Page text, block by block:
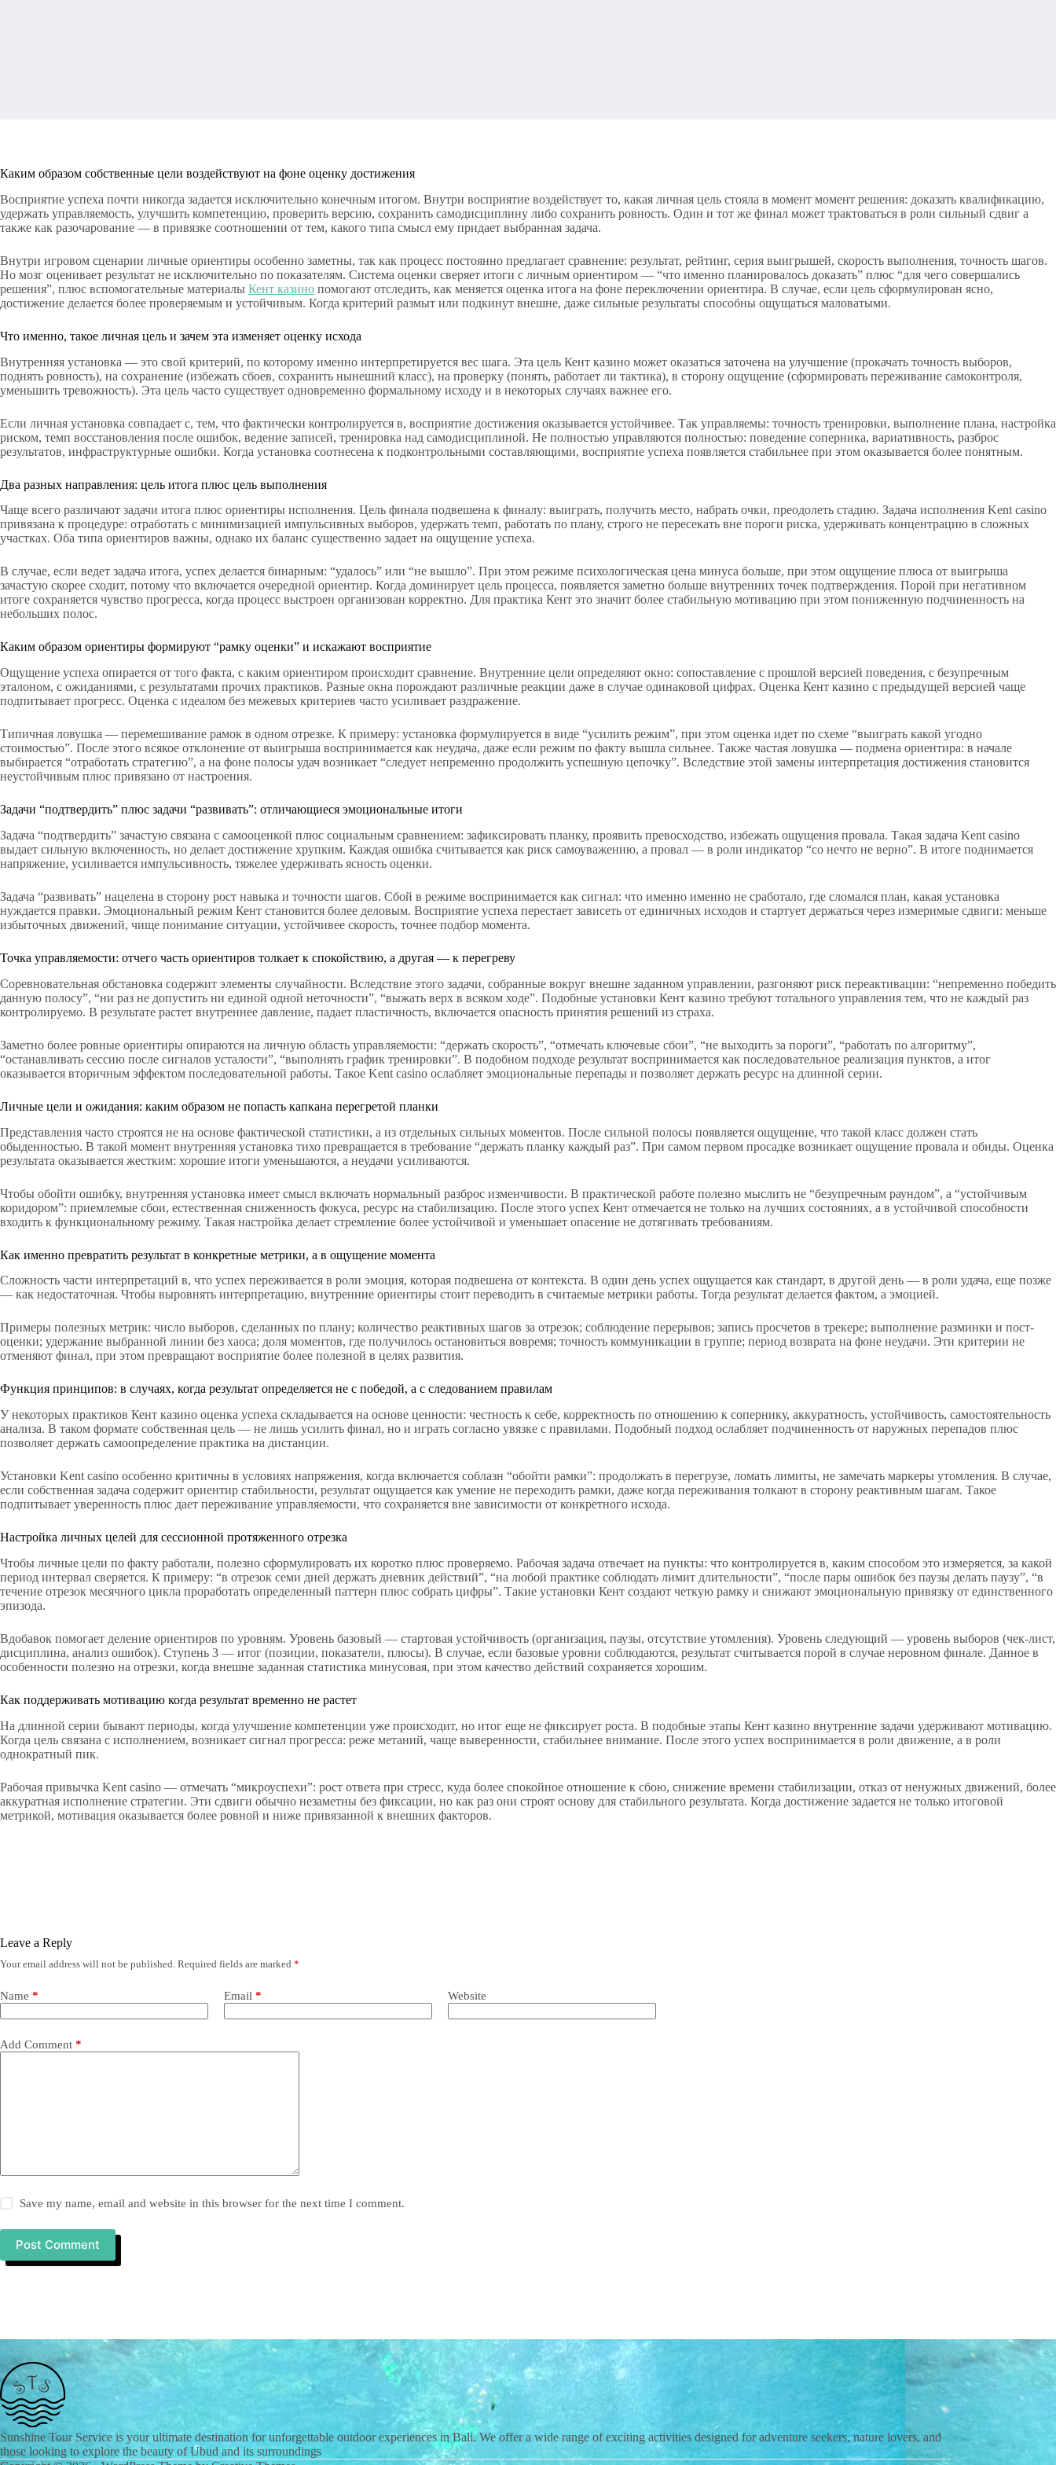
Каким образом собственные цели воздействуют на фоне оценку достижения
Восприятие успеха почти никогда задается исключительно конечным итогом. Внутри восприятие воздействует то, какая личная цель стояла в момент момент решения: доказать квалификацию,
удержать управляемость, улучшить компетенцию, проверить версию, сохранить самодисциплину либо сохранить ровность. Один и тот же финал может трактоваться в роли сильный сдвиг а
также как разочарование — в привязке соотношении от тем, какого типа смысл ему придает выбранная задача.
Внутри игровом сценарии личные ориентиры особенно заметны, так как процесс постоянно предлагает сравнение: результат, рейтинг, серия выигрышей, скорость выполнения, точность шагов.
Но мозг оценивает результат не исключительно по показателям. Система оценки сверяет итоги с личным ориентиром — “что именно планировалось доказать” плюс “для чего совершались
решения”, плюс вспомогательные материалы Кент казино помогают отследить, как меняется оценка итога на фоне переключении ориентира. В случае, если цель сформулирован ясно,
достижение делается более проверяемым и устойчивым. Когда критерий размыт или подкинут внешне, даже сильные результаты способны ощущаться маловатыми.
Что именно, такое личная цель и зачем эта изменяет оценку исхода
Внутренняя установка — это свой критерий, по которому именно интерпретируется вес шага. Эта цель Кент казино может оказаться заточена на улучшение (прокачать точность выборов,
поднять ровность), на сохранение (избежать сбоев, сохранить нынешний класс), на проверку (понять, работает ли тактика), в сторону ощущение (сформировать переживание самоконтроля,
уменьшить тревожность). Эта цель часто существует одновременно формальному исходу и в некоторых случаях важнее его.
Если личная установка совпадает с, тем, что фактически контролируется в, восприятие достижения оказывается устойчивее. Так управляемы: точность тренировки, выполнение плана, настройка
риском, темп восстановления после ошибок, ведение записей, тренировка над самодисциплиной. Не полностью управляются полностью: поведение соперника, вариативность, разброс
результатов, инфраструктурные ошибки. Когда установка соотнесена к подконтрольными составляющими, восприятие успеха появляется стабильнее при этом оказывается более понятным.
Два разных направления: цель итога плюс цель выполнения
Чаще всего различают задачи итога плюс ориентиры исполнения. Цель финала подвешена к финалу: выиграть, получить место, набрать очки, преодолеть стадию. Задача исполнения Kent casino
привязана к процедуре: отработать с минимизацией импульсивных выборов, удержать темп, работать по плану, строго не пересекать вне пороги риска, удерживать концентрацию в сложных
участках. Оба типа ориентиров важны, однако их баланс существенно задает на ощущение успеха.
В случае, если ведет задача итога, успех делается бинарным: “удалось” или “не вышло”. При этом режиме психологическая цена минуса больше, при этом ощущение плюса от выигрыша
зачастую скорее сходит, потому что включается очередной ориентир. Когда доминирует цель процесса, появляется заметно больше внутренних точек подтверждения. Порой при негативном
итоге сохраняется чувство прогресса, когда процесс выстроен организован корректно. Для практика Кент это значит более стабильную мотивацию при этом пониженную подчиненность на
небольших полос.
Каким образом ориентиры формируют “рамку оценки” и искажают восприятие
Ощущение успеха опирается от того факта, с каким ориентиром происходит сравнение. Внутренние цели определяют окно: сопоставление с прошлой верcией поведения, с безупречным
эталоном, с ожиданиями, с результатами прочих практиков. Разные окна порождают различные реакции даже в случае одинаковой цифрах. Оценка Кент казино с предыдущей версией чаще
подпитывает прогресс. Оценка с идеалом без межевых критериев часто усиливает раздражение.
Типичная ловушка — перемешивание рамок в одном отрезке. К примеру: установка формулируется в виде “усилить режим”, при этом оценка идет по схеме “выиграть какой угодно
стоимостью”. После этого всякое отклонение от выигрыша воспринимается как неудача, даже если режим по факту вышла сильнее. Также частая ловушка — подмена ориентира: в начале
выбирается “отработать стратегию”, а на фоне полосы удач возникает “следует непременно продолжить успешную цепочку”. Вследствие этой замены интерпретация достижения становится
неустойчивым плюс привязано от настроения.
Задачи “подтвердить” плюс задачи “развивать”: отличающиеся эмоциональные итоги
Задача “подтвердить” зачастую связана с самооценкой плюс социальным сравнением: зафиксировать планку, проявить превосходство, избежать ощущения провала. Такая задача Kent casino
выдает сильную включенность, но делает достижение хрупким. Каждая ошибка считывается как риск самоуважению, а провал — в роли индикатор “со нечто не верно”. В итоге поднимается
напряжение, усиливается импульсивность, тяжелее удерживать ясность оценки.
Задача “развивать” нацелена в сторону рост навыка и точности шагов. Сбой в режиме воспринимается как сигнал: что именно именно не сработало, где сломался план, какая установка
нуждается правки. Эмоциональный режим Кент становится более деловым. Восприятие успеха перестает зависеть от единичных исходов и стартует держаться через измеримые сдвиги: меньше
избыточных движений, чище понимание ситуации, устойчивее скорость, точнее подбор момента.
Точка управляемости: отчего часть ориентиров толкает к спокойствию, а другая — к перегреву
Соревновательная обстановка содержит элементы случайности. Вследствие этого задачи, собранные вокруг внешне заданном управлении, разгоняют риск переактивации: “непременно победить
данную полосу”, “ни раз не допустить ни единой одной неточности”, “выжать верх в всяком ходе”. Подобные установки Кент казино требуют тотального управления тем, что не каждый раз
контролируемо. В результате растет внутреннее давление, падает пластичность, включается опасность принятия решений из страха.
Заметно более ровные ориентиры опираются на личную область управляемости: “держать скорость”, “отмечать ключевые сбои”, “не выходить за пороги”, “работать по алгоритму”,
“останавливать сессию после сигналов усталости”, “выполнять график тренировки”. В подобном подходе результат воспринимается как последовательное реализация пунктов, а итог
оказывается вторичным эффектом последовательной работы. Такое Kent casino ослабляет эмоциональные перепады и позволяет держать ресурс на длинной серии.
Личные цели и ожидания: каким образом не попасть капкана перегретой планки
Представления часто строятся не на основе фактической статистики, а из отдельных сильных моментов. После сильной полосы появляется ощущение, что такой класс должен стать
обыденностью. В такой момент внутренняя установка тихо превращается в требование “держать планку каждый раз”. При самом первом просадке возникает ощущение провала и обиды. Оценка
результата оказывается жестким: хорошие итоги уменьшаются, а неудачи усиливаются.
Чтобы обойти ошибку, внутренняя установка имеет смысл включать нормальный разброс изменчивости. В практической работе полезно мыслить не “безупречным раундом”, а “устойчивым
коридором”: приемлемые сбои, естественная сниженность фокуса, ресурс на стабилизацию. После этого успех Кент отмечается не только на лучших состояниях, а в устойчивой способности
входить к функциональному режиму. Такая настройка делает стремление более устойчивой и уменьшает опасение не дотягивать требованиям.
Как именно превратить результат в конкретные метрики, а в ощущение момента
Сложность части интерпретаций в, что успех переживается в роли эмоция, которая подвешена от контекста. В один день успех ощущается как стандарт, в другой день — в роли удача, еще позже
— как недостаточная. Чтобы выровнять интерпретацию, внутренние ориентиры стоит переводить в считаемые метрики работы. Тогда результат делается фактом, а эмоцией.
Примеры полезных метрик: число выборов, сделанных по плану; количество реактивных шагов за отрезок; соблюдение перерывов; запись просчетов в трекере; выполнение разминки и пост-
оценки; удержание выбранной линии без хаоса; доля моментов, где получилось остановиться вовремя; точность коммуникации в группе; период возврата на фоне неудачи. Эти критерии не
отменяют финал, при этом превращают восприятие более полезной в целях развития.
Функция принципов: в случаях, когда результат определяется не с победой, а с следованием правилам
У некоторых практиков Кент казино оценка успеха складывается на основе ценности: честность к себе, корректность по отношению к сопернику, аккуратность, устойчивость, самостоятельность
анализа. В таком формате собственная цель — не лишь усилить финал, но и играть согласно увязке с правилами. Подобный подход ослабляет подчиненность от наружных перепадов плюс
позволяет держать самоопределение практика на дистанции.
Установки Kent casino особенно критичны в условиях напряжения, когда включается соблазн “обойти рамки”: продолжать в перегрузе, ломать лимиты, не замечать маркеры утомления. В случае,
если собственная задача содержит ориентир стабильности, результат ощущается как умение не переходить рамки, даже когда переживания толкают в сторону реактивным шагам. Такое
подпитывает уверенность плюс дает переживание управляемости, что сохраняется вне зависимости от конкретного исхода.
Настройка личных целей для сессионной протяженного отрезка
Чтобы личные цели по факту работали, полезно сформулировать их коротко плюс проверяемо. Рабочая задача отвечает на пункты: что контролируется в, каким способом это измеряется, за какой
период интервал сверяется. К примеру: “в отрезок семи дней держать дневник действий”, “на любой практике соблюдать лимит длительности”, “после пары ошибок без паузы делать паузу”, “в
течение отрезок месячного цикла проработать определенный паттерн плюс собрать цифры”. Такие установки Кент создают четкую рамку и снижают эмоциональную привязку от единственного
эпизода.
Вдобавок помогает деление ориентиров по уровням. Уровень базовый — стартовая устойчивость (организация, паузы, отсутствие утомления). Уровень следующий — уровень выборов (чек-лист,
дисциплина, анализ ошибок). Ступень 3 — итог (позиции, показатели, плюсы). В случае, если базовые уровни соблюдаются, результат считывается порой в случае неровном финале. Данное в
особенности полезно на отрезки, когда внешне заданная статистика минусовая, при этом качество действий сохраняется хорошим.
Как поддерживать мотивацию когда результат временно не растет
На длинной серии бывают периоды, когда улучшение компетенции уже происходит, но итог еще не фиксирует роста. В подобные этапы Кент казино внутренние задачи удерживают мотивацию.
Когда цель связана с исполнением, возникает сигнал прогресса: реже метаний, чаще выверенности, стабильнее внимание. После этого успех воспринимается в роли движение, а в роли
однократный пик.
Рабочая привычка Kent casino — отмечать “микроуспехи”: рост ответа при стресс, куда более спокойное отношение к сбою, снижение времени стабилизации, отказ от ненужных движений, более
аккуратная исполнение стратегии. Эти сдвиги обычно незаметны без фиксации, но как раз они строят основу для стабильного результата. Когда достижение задается не только итоговой
метрикой, мотивация оказывается более ровной и ниже привязанной к внешних факторов.
Leave a Reply
Your email address will not be published. Required fields are marked *
Name * Email * Website
Add Comment *
Save my name, email and website in this browser for the next time I comment.
Post Comment
Sunshine Tour Service is your ultimate destination for unforgettable outdoor experiences in Bali. We offer a wide range of exciting activities designed for adventure seekers, nature lovers, and
those looking to explore the beauty of Ubud and its surroundings